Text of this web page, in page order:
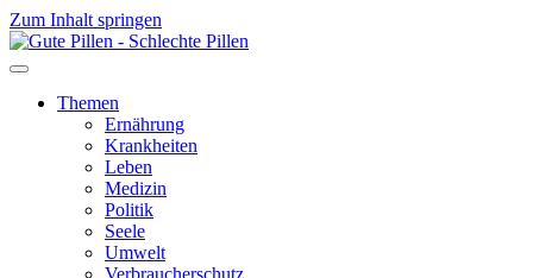
Zum Inhalt springen
Themen
Ernährung
Krankheiten
Leben
Medizin
Politik
Seele
Umwelt
Verbraucherschutz